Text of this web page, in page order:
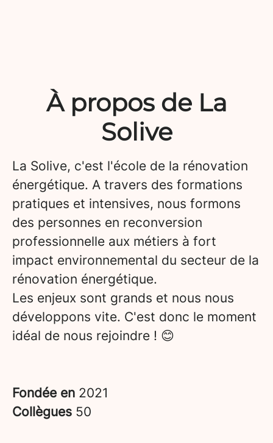
À propos de La
Solive
La Solive, c'est l'école de la rénovation
énergétique. A travers des formations
pratiques et intensives, nous formons
des personnes en reconversion
professionnelle aux métiers à fort
impact environnemental du secteur de la
rénovation énergétique.
Les enjeux sont grands et nous nous
développons vite. C'est donc le moment
idéal de nous rejoindre ! 😊
Fondée en 2021
Collègues 50